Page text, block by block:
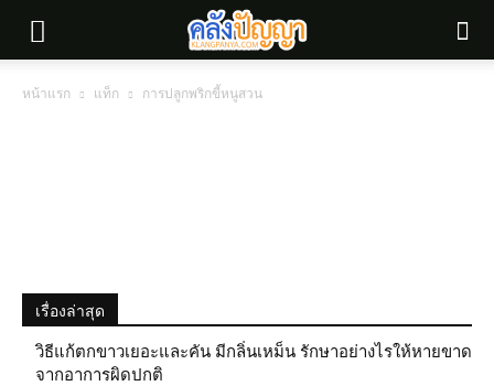
หน้าแรก แท็ก การปลูกพริกขี้หนูสวน
เรื่องล่าสุด
วิธีแก้ตกขาวเยอะและคัน มีกลิ่นเหม็น รักษาอย่างไรให้หายขาด
จากอาการผิดปกติ